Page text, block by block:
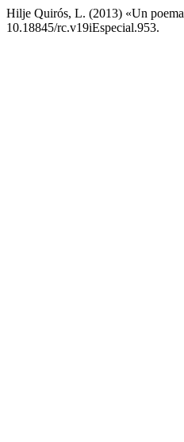
Hilje Quirós, L. (2013) «Un
10.18845/rc.v19iEspecial.953.